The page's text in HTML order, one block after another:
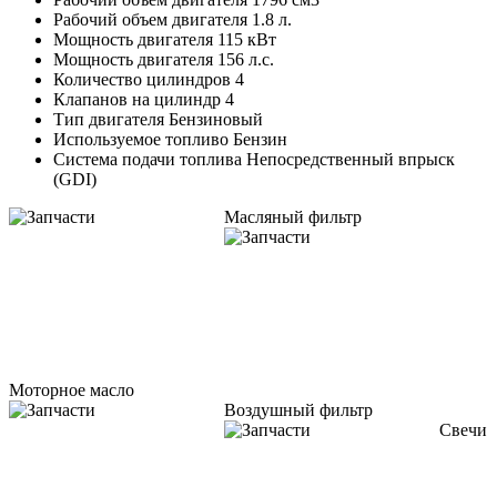
Рабочий объем двигателя 1.8 л.
Мощность двигателя 115 кВт
Мощность двигателя 156 л.с.
Количество цилиндров 4
Клапанов на цилиндр 4
Тип двигателя Бензиновый
Используемое топливо Бензин
Система подачи топлива Непосредственный впрыск
(GDI)
Масляный фильтр
Моторное масло
Воздушный фильтр
Свечи